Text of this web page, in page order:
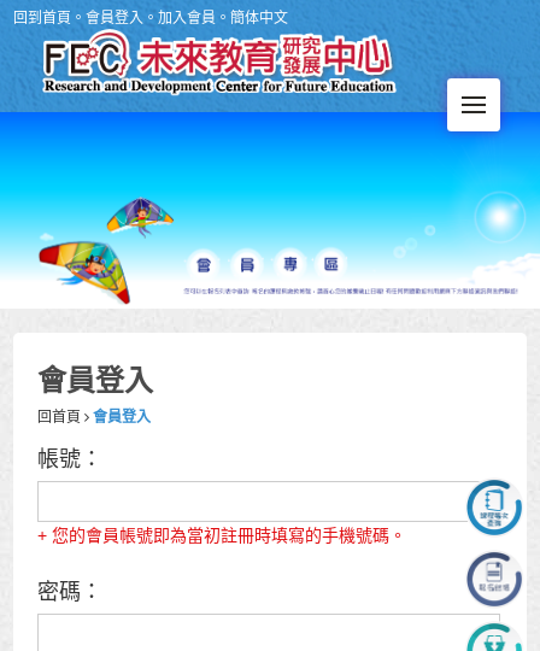
回到首頁 。會員登入 。加入會員 。簡体中文
會員登入
回首頁 會員登入
帳號：
+ 您的會員帳號即為當初註冊時填寫的手機號碼。
密碼：